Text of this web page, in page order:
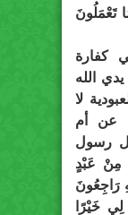
تَعْمَلُونَ
كفارة
الله
لا
عن أم
رسول
مِنْ عَبْدٍ
رَاجِعُونَ
خَيْرًا